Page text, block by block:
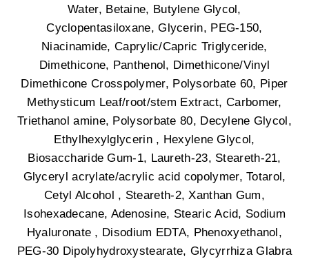
Water, Betaine, Butylene Glycol,
Cyclopentasiloxane, Glycerin, PEG-150,
Niacinamide, Caprylic/Capric Triglyceride,
Dimethicone, Panthenol, Dimethicone/Vinyl
Dimethicone Crosspolymer, Polysorbate 60, Piper
Methysticum Leaf/root/stem Extract, Carbomer,
Triethanol amine, Polysorbate 80, Decylene Glycol,
Ethylhexylglycerin , Hexylene Glycol,
Biosaccharide Gum-1, Laureth-23, Steareth-21,
Glyceryl acrylate/acrylic acid copolymer, Totarol,
Cetyl Alcohol , Steareth-2, Xanthan Gum,
Isohexadecane, Adenosine, Stearic Acid, Sodium
Hyaluronate , Disodium EDTA, Phenoxyethanol,
PEG-30 Dipolyhydroxystearate, Glycyrrhiza Glabra